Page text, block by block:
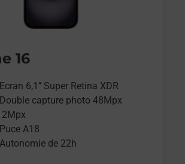
16
Ecran 6,1’’ Super Retina XDR
Double capture photo 48Mpx
Puce A18
Autonomie de 22h